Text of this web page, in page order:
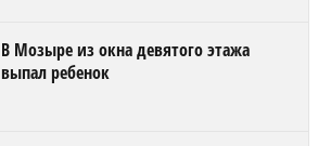
В Мозыре из окна девятого этажа
выпал ребенок